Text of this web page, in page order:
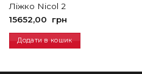
Ліжко Nicol 2
15652,00
грн
Додати в кошик